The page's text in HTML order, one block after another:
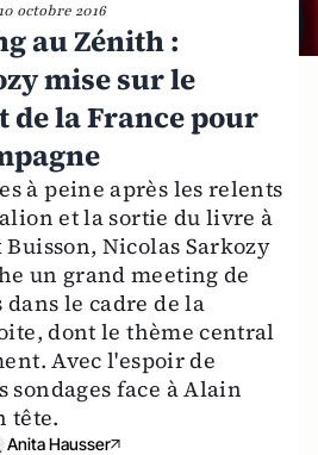
10 octobre 2016
au Zénith :
mise sur le
de la France pour
à peine après les relents
et la sortie du livre à
Nicolas Sarkozy
un grand meeting de
dans le cadre de la
dont le thème central
Avec l'espoir de
sondages face à Alain
tête.
Anita Hausser